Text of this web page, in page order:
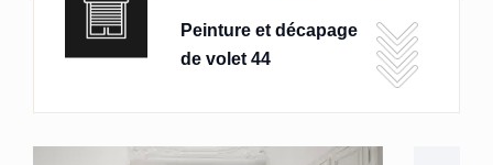
Peinture et décapage
de volet 44